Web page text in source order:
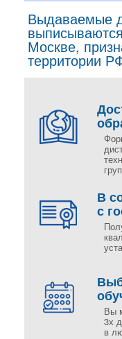
Выдаваемые
Москве,
территории
В
с
Вы
3х
в